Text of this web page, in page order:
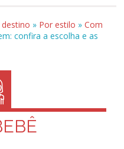
» Por estilo »Com
confira a escolha e as